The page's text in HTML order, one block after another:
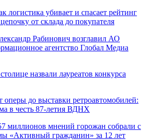
логистика убивает и спасает рейтинг
от склада до покупателя
Рабинович возглавил АО
агентство Глобал Медиа
назвали лауреатов конкурса
оперы до выставки ретроавтомобилей:
в честь 87-летия ВДНХ
миллионов мнений горожан собрали с
«Активный гражданин» за 12 лет